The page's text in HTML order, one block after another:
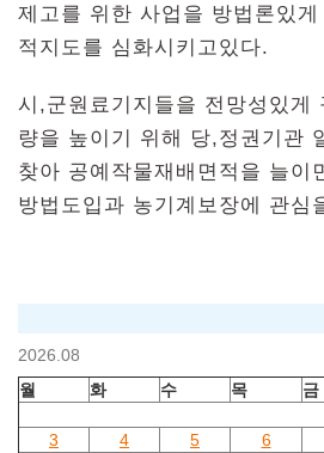
제고를 위한 사업을 방법론있
적지도를 심화시키고있다.
시,군원료기지들을 전망성있게
량을 높이기 위해 당,정권기관
찾아 공예작물재배면적을 늘이
방법도입과 농기계보장에 관심
2026.08
월
화 수 목 금
3
4 5 6